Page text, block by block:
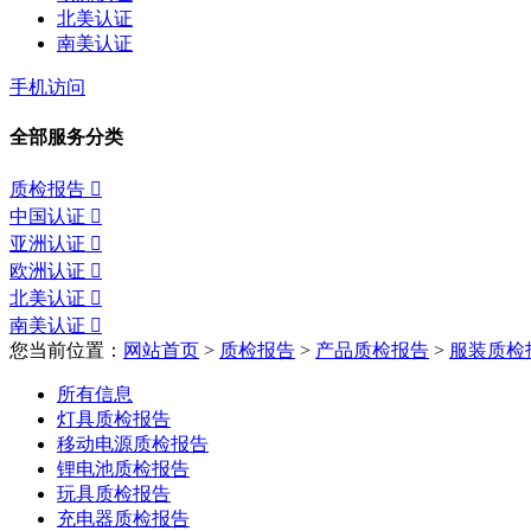
北美认证
南美认证
手机访问
全部服务分类
质检报告 
中国认证 
亚洲认证 
欧洲认证 
北美认证 
南美认证 
您当前位置： 网站首页 > 质检报告 > 产品质检报告 > 服装质检
所有信息
灯具质检报告
移动电源质检报告
锂电池质检报告
玩具质检报告
充电器质检报告